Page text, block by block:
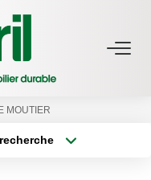
MOUTIER